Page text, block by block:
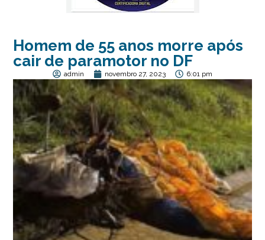
Homem de 55 anos morre após
cair de paramotor no DF
admin novembro 27, 2023 6:01 pm